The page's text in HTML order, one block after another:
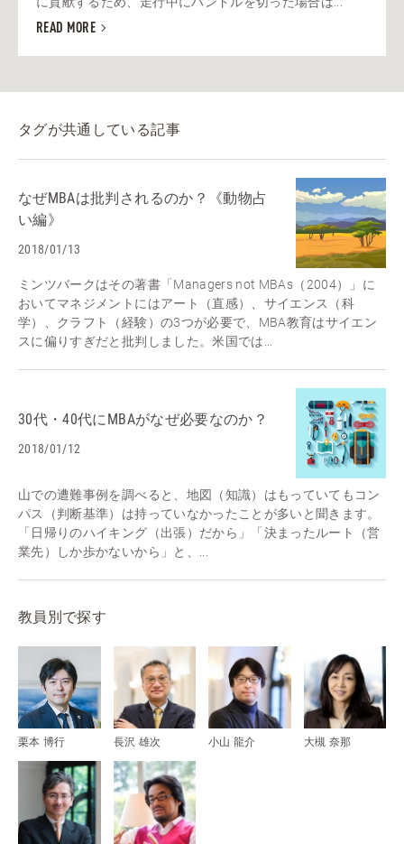
READ MORE
タグが共通している記事
なぜMBAは批判されるのか？《動物占
い編》
2018/01/13
ミンツバークはその著書「Managers not MBAs（2004）」に
おいてマネジメントにはアート（直感）、サイエンス（科
学）、クラフト（経験）の3つが必要で、MBA教育はサイエン
スに偏りすぎだと批判しました。米国では...
30代・40代にMBAがなぜ必要なのか？
2018/01/12
山での遭難事例を調べると、地図（知識）はもっていてもコン
パス（判断基準）は持っていなかったことが多いと聞きます。
「日帰りのハイキング（出張）だから」「決まったルート（営
業先）しか歩かないから」と、...
教員別で探す
栗本 博行 長沢 雄次 小山 龍介 大槻 奈那